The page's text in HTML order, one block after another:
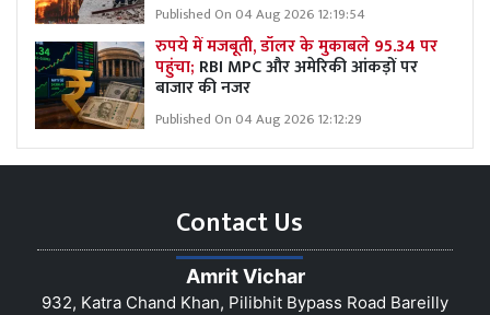
Published On 04 Aug 2026 12:19:54
रुपये में मजबूती, डॉलर के मुकाबले 95.34 पर
पहुंचा; RBI MPC और अमेरिकी आंकड़ों पर
बाजार की नजर
Published On 04 Aug 2026 12:12:29
Contact Us
Amrit Vichar
932, Katra Chand Khan, Pilibhit Bypass Road Bareilly